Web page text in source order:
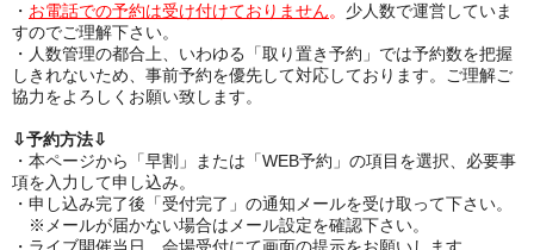
・ お電話での予約は受け付けておりません。 少人数で運営していま
すのでご理解下さい。
・人数管理の都合上、いわゆる「取り置き予約」では予約数を把握
しきれないため、事前予約を優先して対応しております。ご理解ご
協力をよろしくお願い致します。
⇩予約方法⇩
・本ページから「早割」または「WEB予約」の項目を選択、必要事
項を入力して申し込み。
・申し込み完了後「受付完了」の通知メールを受け取って下さい。
※メールが届かない場合はメール設定を確認下さい。